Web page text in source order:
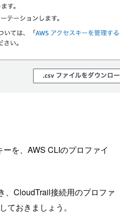
を、AWS CLIのプロファイ
、CloudTrail接続用のプロファ
ておきましょう。